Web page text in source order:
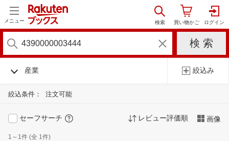
メニュー
産業 絞込み
絞込条件： 注文可能
セーフサーチ レビュー評価順 画像
1～1件 (全 1件)